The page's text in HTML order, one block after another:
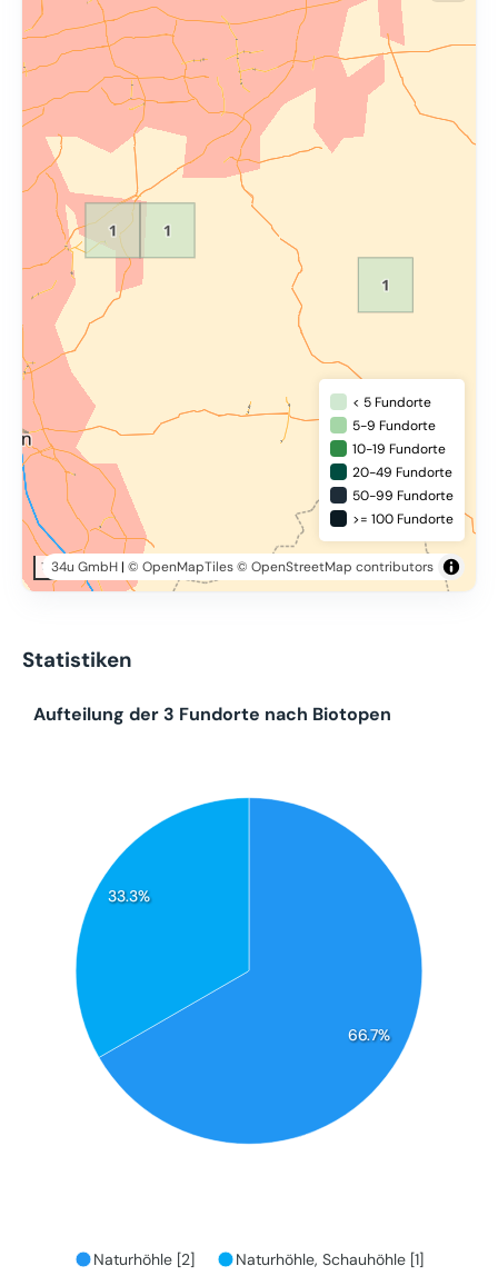
10 km
34u GmbH| © OpenMapTiles© OpenStreetMap contributors
< 5 Fundorte
5-9 Fundorte
10-19 Fundorte
20-49 Fundorte
50-99 Fundorte
>= 100 Fundorte
Statistiken
66.7%
33.3%
Aufteilung der 3 Fundorte nach Biotopen
Naturhöhle [2] Naturhöhle, Schauhöhle [1]